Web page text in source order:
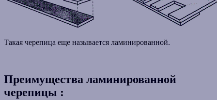
Такая черепица еще называется ламинированной.
Преимущества ламинированной
черепицы :